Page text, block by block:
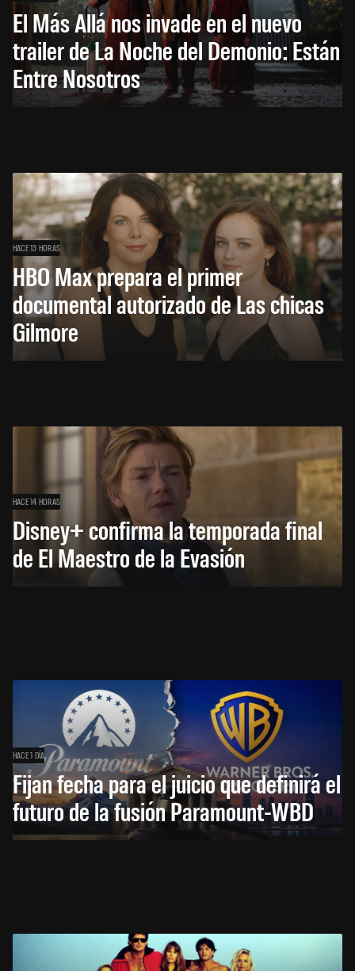
El Más Allá nos invade en el nuevo
trailer de La Noche del Demonio: Están
Entre Nosotros
HACE 13 HORAS
HBO Max prepara el primer
documental autorizado de Las chicas
Gilmore
HACE 14 HORAS
Disney+ confirma la temporada final
de El Maestro de la Evasión
HACE 1 DÍA
Fijan fecha para el juicio que definirá el
futuro de la fusión Paramount-WBD